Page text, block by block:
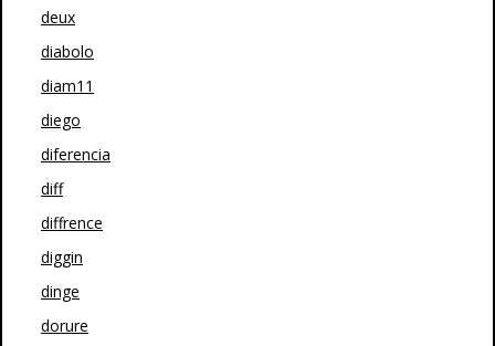
deux
diabolo
diam11
diego
diferencia
diff
diffrence
diggin
dinge
dorure